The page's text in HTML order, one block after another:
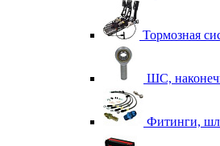
Тормозная
ШС,
Фитинги,